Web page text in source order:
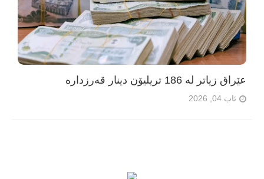
عێراق زیاتر لە 186 تریلیۆن دینار قەرزدارە
ئاب 04, 2026